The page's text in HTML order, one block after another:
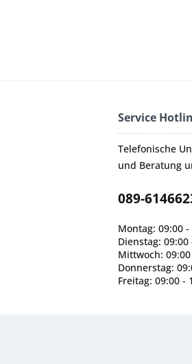
Service
Telefonische
und Beratung
089-
Montag: 09:00
Dienstag:
Mittwoch:
Donnerstag:
Freitag: 09:00 -